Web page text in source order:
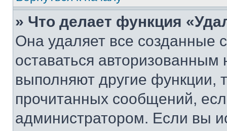
» Что делает функция
Она удаляет все созданные
оставаться
выполняют другие функции,
прочитанных сообщений,
администратором. Если вы